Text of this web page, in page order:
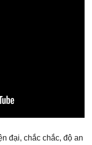
đại, chắc chắc, độ an